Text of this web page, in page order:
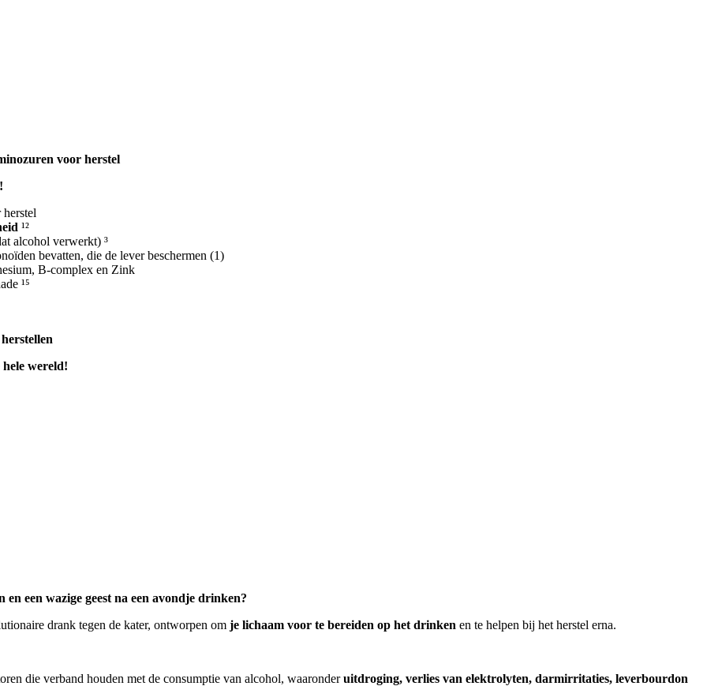
voor herstel
¹²
alcohol verwerkt) ³
bevatten, die de lever beschermen (1)
B-complex en Zink
¹⁵
wereld!
een wazige geest na een avondje drinken?
drank tegen de kater, ontworpen om je lichaam voor te bereiden op het drinken en te helpen bij het herstel erna.
die verband houden met de consumptie van alcohol, waaronderuitdroging, verlies van elektrolyten, darmirritaties, leverbourdon